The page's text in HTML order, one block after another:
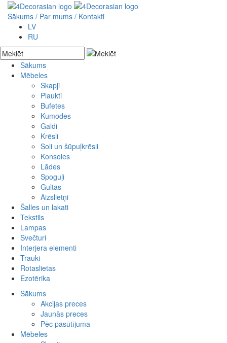
Sākums / Par mums / Kontakti
LV
RU
Sākums
Akcijas preces
Jaunās preces
Pēc pasūtījuma
Mēbeles
Skapji
Plaukti
Bufetes
Kumodes
Galdi
Krēsli
Soli un šūpuļkrēsli
Konsoles
Lādes
Spoguļi
Gultas
Aizslietņi
Šalles un lakati
Tekstils
Spilvendrānas
Drēbes
Somas
Paklāji
Sienas dekori
Sēžamspilveni
Lampas
Svečturi
Akmens
Koka
Stikla
Interjera elementi
Kolonnas
Kapiteļi
Metāla izstrādājumi
Ziedi
Vāzes
Trauki
Rotaslietas
Rokassprādzes
Krelles
Kuloni
Gredzeni
Auskari
Komplekti
Ezotērika
Sākums
Akcijas preces
Jaunās preces
Pēc pasūtījuma
Mēbeles